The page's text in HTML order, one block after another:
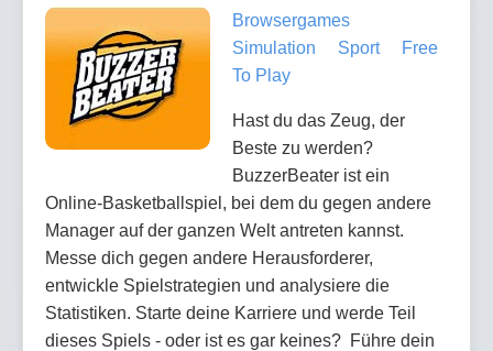
Browsergames
Simulation
Sport
Free
To Play
Hast du das Zeug, der
Beste zu werden?
BuzzerBeater ist ein
Online-Basketballspiel, bei dem du gegen andere
Manager auf der ganzen Welt antreten kannst.
Messe dich gegen andere Herausforderer,
entwickle Spielstrategien und analysiere die
Statistiken. Starte deine Karriere und werde Teil
dieses Spiels - oder ist es gar keines? Führe dein